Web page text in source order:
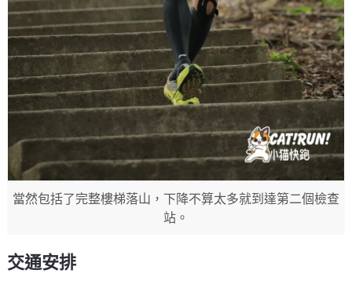
當然包括了完整樓梯落山，下降不算太多就到達第二個檢查
站。
交通安排